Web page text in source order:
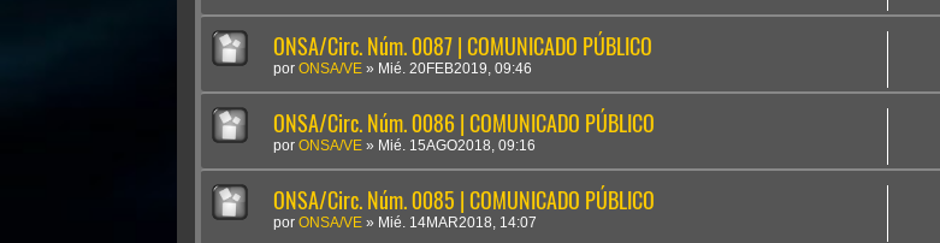
ONSA/Circ. Núm. 0087 | COMUNICADO PÚBLICO
por ONSA/VE » Mié. 20FEB2019, 09:46
ONSA/Circ. Núm. 0086 | COMUNICADO PÚBLICO
por ONSA/VE » Mié. 15AGO2018, 09:16
ONSA/Circ. Núm. 0085 | COMUNICADO PÚBLICO
por ONSA/VE » Mié. 14MAR2018, 14:07